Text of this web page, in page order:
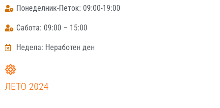
Понеделник-Петок: 09:00-19:00
Сабота: 09:00 – 15:00
Недела: Неработен ден
ЛЕТО 2024